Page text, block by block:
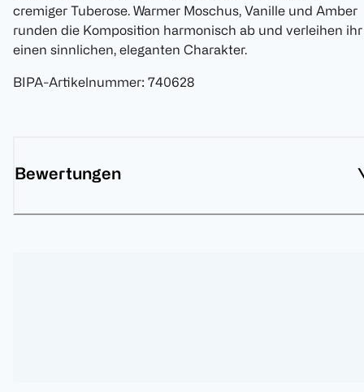
cremiger Tuberose. Warmer Moschus, Vanille und Amber
runden die Komposition harmonisch ab und verleihen ihr
einen sinnlichen, eleganten Charakter.
BIPA-Artikelnummer: 740628
Bewertungen